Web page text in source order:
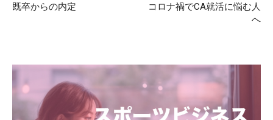
既卒からの内定
コロナ禍でCA就活に悩む人
へ